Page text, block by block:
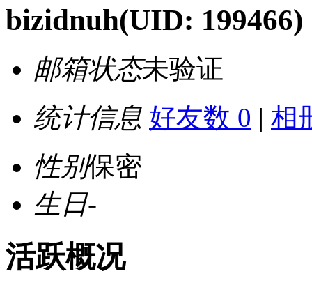
bizidnuh(UID: 199466)
邮箱状态未验证
统计信息 好友数 0 | 相
性别保密
生日-
活跃概况